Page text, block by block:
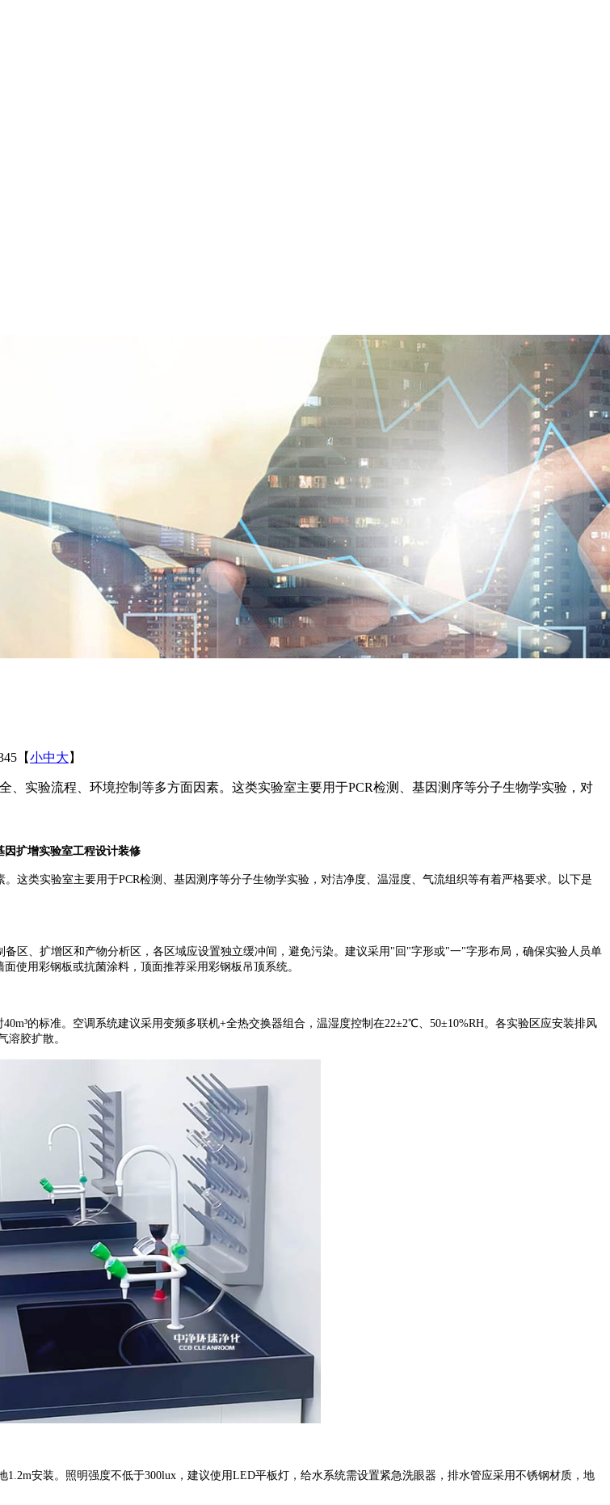
【小中大 】
实验流程、环境控制等多方面因素。这类实验室主要用于PCR检测、基因测序等分子生物学实验，对
因扩增实验室工程设计装修
。这类实验室主要用于PCR检测、基因测序等分子生物学实验，对洁净度、温湿度、气流组织等有着严格要求。以下是
区、扩增区和产物分析区， 各区域应设置独立缓冲间，避免污染。建议采用 "回 "字形或"一"字形布局，确保实验人员单
使用彩钢板或抗菌涂料，顶面推荐采用彩钢板吊顶系统。
40m³的标准。空调系统建议采用变频多联机+全热交换器组合，温湿度控制在22±2℃、 50±10%RH。各实验区应安装排风
溶胶扩散。
1.2m安装。照明强度不低于300lux ，建议使用LED平板灯 ，给水系统需设置紧急洗眼器，排水管应采用不锈钢材质，地